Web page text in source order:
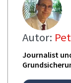
Autor:
Journalist